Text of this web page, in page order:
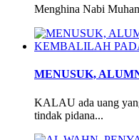
Menghina Nabi
MENUSUK,
KALAU ada uang
tindak pidana...